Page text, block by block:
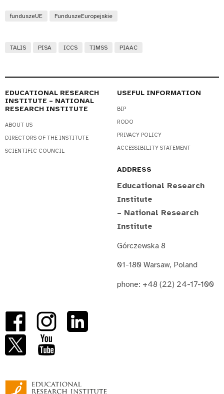
funduszeUE FunduszeEuropejskie
TALIS PISA ICCS TIMSS PIAAC
EDUCATIONAL RESEARCH
INSTITUTE – NATIONAL
RESEARCH INSTITUTE
ABOUT US
DIRECTORS OF THE INSTITUTE
SCIENTIFIC COUNCIL
USEFUL INFORMATION
BIP
RODO
PRIVACY POLICY
ACCESSIBILITY STATEMENT
ADDRESS
Educational Research
Institute
– National Research
Institute
Górczewska 8
01-180 Warsaw, Poland
phone: +48 (22) 24-17-100